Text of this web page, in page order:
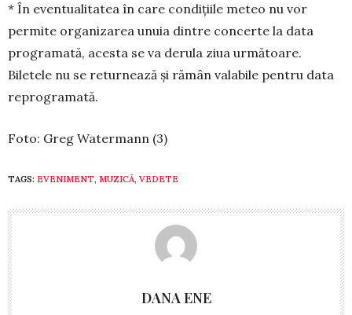
* În eventualitatea în care condițiile meteo nu vor
permite organizarea unuia dintre concerte la data
programată, acesta se va derula ziua urmă­toare.
Biletele nu se returnează și rămân valabile pentru data
reprogramată.
Foto: Greg Watermann (3)
TAGS: EVENIMENT, MUZICĂ, VEDETE
DANA ENE